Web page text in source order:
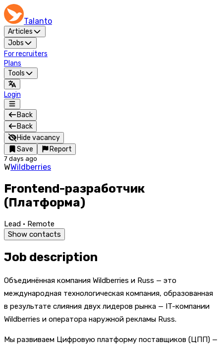
Talanto
Articles
Jobs
For recruiters
Plans
Tools
Login
Back
Back
Hide vacancy
Save
Report
7 days ago
WWildberries
Frontend-разработчик
(Платформа)
Lead · Remote
Show contacts
Job description
Объединённая компания Wildberries и Russ — это
международная технологическая компания, образованная
в результате слияния двух лидеров рынка — IT-компании
Wildberries и оператора наружной рекламы Russ.
Мы развиваем Цифровую платформу поставщиков (ЦПП) —